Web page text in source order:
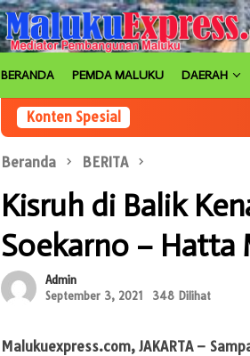
BERANDA PEMDA MALUKU DAERAH
Konten Spesial
Beranda BERITA
Kisruh di Balik
Soekarno – Hatta
Admin
September 3, 2021
348 Dilihat
Malukuexpress.com, JAKARTA–